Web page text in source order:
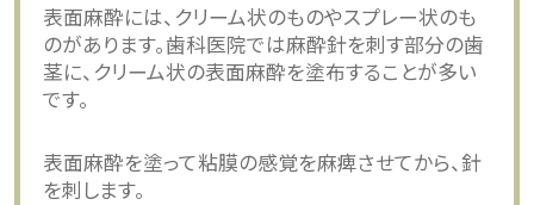
表面麻酔には、クリーム状のものやスプレー状のも
のがあります。歯科医院では麻酔針を刺す部分の歯
茎に、クリーム状の表面麻酔を塗布することが多い
です。
表面麻酔を塗って粘膜の感覚を麻痺させてから、針
を刺します。